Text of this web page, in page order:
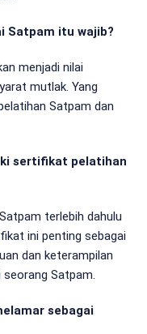
Satpam itu wajib?
menjadi nilai
mutlak. Yang
Satpam dan
sertifikat pelatihan
terlebih dahulu
ini penting sebagai
dan keterampilan
Satpam.
sebagai